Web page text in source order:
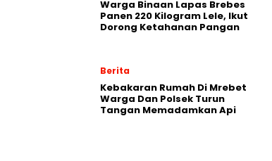
Warga Binaan Lapas Brebes
Panen 220 Kilogram Lele, Ikut
Dorong Ketahanan Pangan
Berita
Kebakaran Rumah Di Mrebet
Warga Dan Polsek Turun
Tangan Memadamkan Api